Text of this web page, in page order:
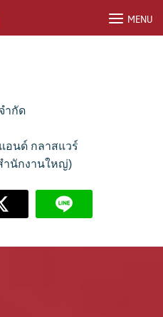
MENU
ำกัด
อนด์ กลาสแวร์
ำนักงานใหญ่)